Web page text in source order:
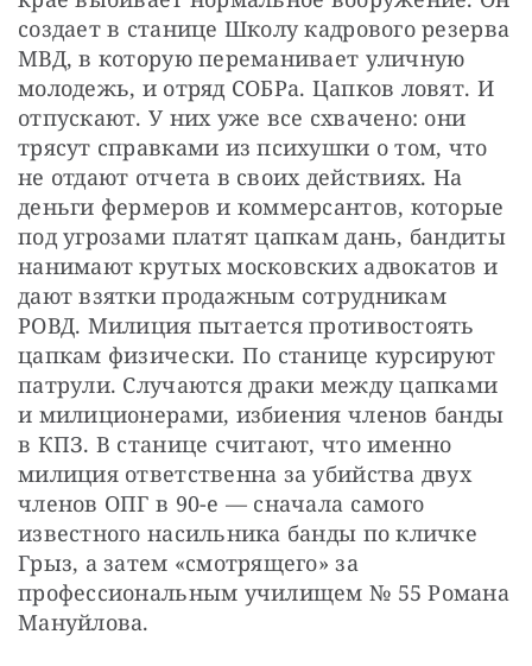
создает в станице Школу кадрового резерва
МВД, в которую переманивает уличную
молодежь, и отряд СОБРа. Цапков ловят. И
отпускают. У них уже все схвачено: они
трясут справками из психушки о том, что
не отдают отчета в своих действиях. На
деньги фермеров и коммерсантов, которые
под угрозами платят цапкам дань, бандиты
нанимают крутых московских адвокатов и
дают взятки продажным сотрудникам
РОВД. Милиция пытается противостоять
цапкам физически. По станице курсируют
патрули. Случаются драки между цапками
и милиционерами, избиения членов банды
в КПЗ. В станице считают, что именно
милиция ответственна за убийства двух
членов ОПГ в 90-е — сначала самого
известного насильника банды по кличке
Грыз, а затем «смотрящего» за
профессиональным училищем № 55 Романа
Мануйлова.